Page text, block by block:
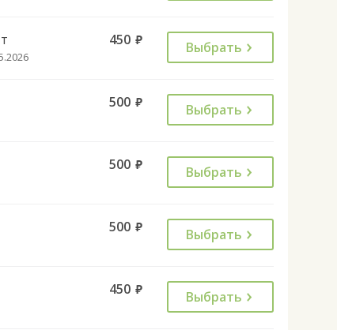
450 руб. Выбрать
500 руб. Выбрать
500 руб. Выбрать
500 руб. Выбрать
450 руб. Выбрать